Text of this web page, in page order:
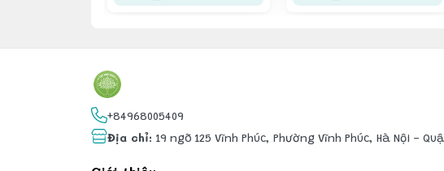
+84968005409
Địa chỉ: 19 ngõ 125 Vĩnh Phúc, Phường Vĩnh Phúc, Hà Nội -